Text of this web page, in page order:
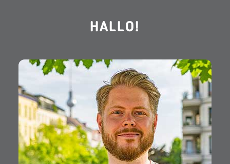
HALLO!